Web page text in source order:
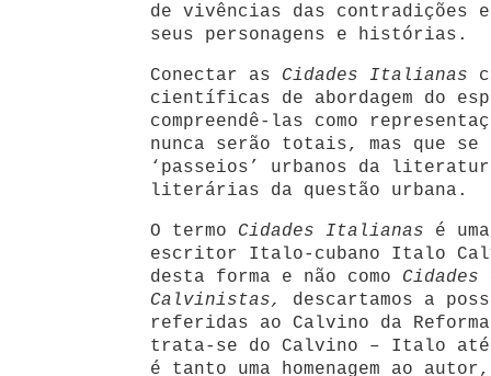
de vivências das contradições e
seus personagens e histórias.
Conectar as Cidades Italianas
científicas de abordagem do
compreendê-las como
nunca serão totais, mas que
‘passeios’ urbanos da
literárias da questão urbana.
O termo Cidades Italianas é
escritor Italo-cubano Italo
desta forma e não como
Calvinistas,
descartamos a
referidas ao Calvino da
trata-se do Calvino – Italo até
é tanto uma homenagem ao